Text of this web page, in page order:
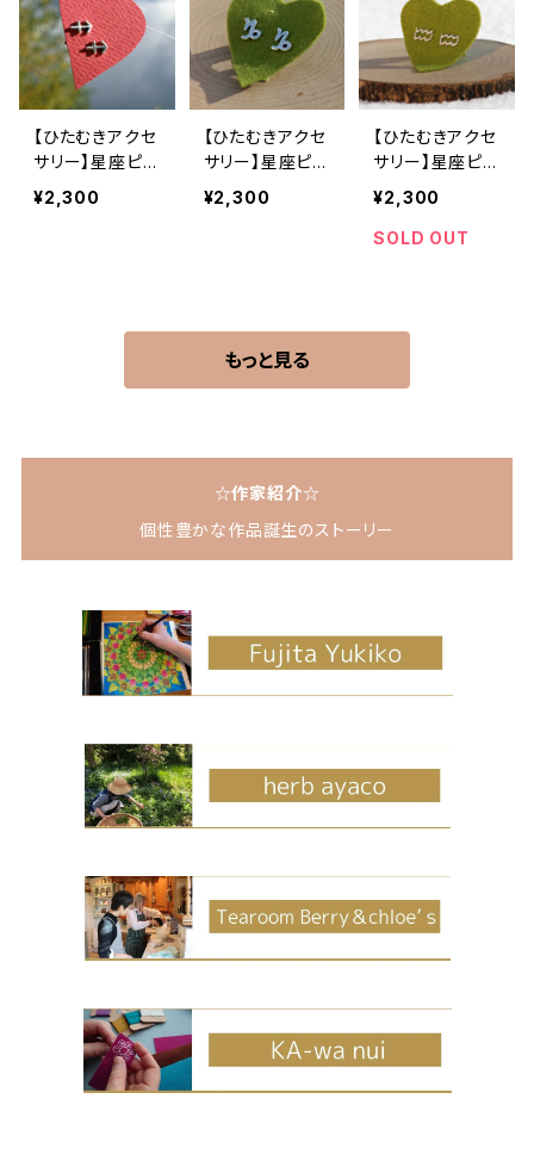
【ひたむきアクセ
サリー】星座ピア
ス（射手座）
¥2,300
【ひたむきアクセ
サリー】星座ピア
ス（山羊座）
¥2,300
【ひたむきアクセ
サリー】星座ピア
ス（水瓶座）
¥2,300
SOLD OUT
もっと見る
☆作家紹介☆
個性豊かな作品誕生のストーリー